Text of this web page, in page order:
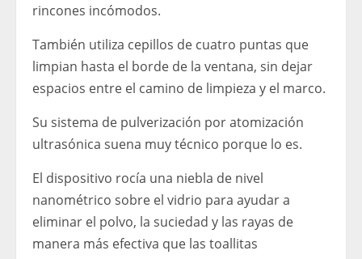
rincones incómodos.
También utiliza cepillos de cuatro puntas que
limpian hasta el borde de la ventana, sin dejar
espacios entre el camino de limpieza y el marco.
Su sistema de pulverización por atomización
ultrasónica suena muy técnico porque lo es.
El dispositivo rocía una niebla de nivel
nanométrico sobre el vidrio para ayudar a
eliminar el polvo, la suciedad y las rayas de
manera más efectiva que las toallitas